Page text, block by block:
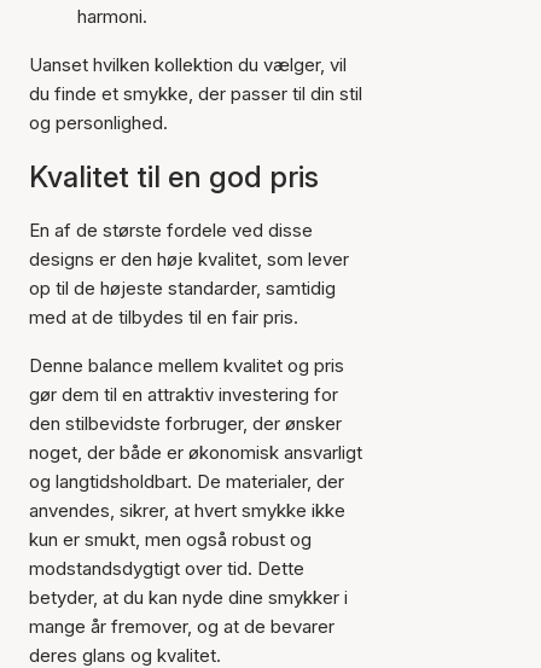
harmoni.
Uanset hvilken kollektion du vælger, vil
du finde et smykke, der passer til din stil
og personlighed.
Kvalitet til en god pris
En af de største fordele ved disse
designs er den høje kvalitet, som lever
op til de højeste standarder, samtidig
med at de tilbydes til en fair pris.
Denne balance mellem kvalitet og pris
gør dem til en attraktiv investering for
den stilbevidste forbruger, der ønsker
noget, der både er økonomisk ansvarligt
og langtidsholdbart. De materialer, der
anvendes, sikrer, at hvert smykke ikke
kun er smukt, men også robust og
modstandsdygtigt over tid. Dette
betyder, at du kan nyde dine smykker i
mange år fremover, og at de bevarer
deres glans og kvalitet.